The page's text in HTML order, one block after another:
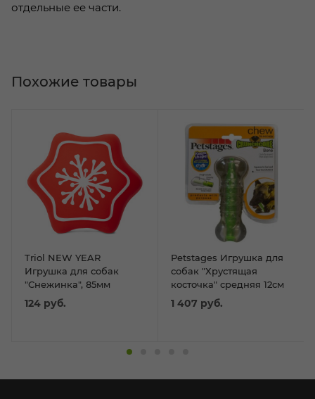
отдельные ее части.
Triol NEW YEAR
Игрушка для собак
"Снежинка", 85мм
124 руб.
Petstages Игрушка для
собак "Хрустящая
косточка" средняя 12см
1 407 руб.
Похожие товары